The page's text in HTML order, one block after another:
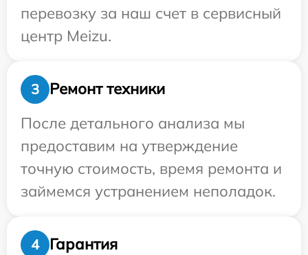
перевозку за наш счет в сервисный
центр Meizu.
3
Ремонт техники
После детального анализа мы
предоставим на утверждение
точную стоимость, время ремонта и
займемся устранением неполадок.
4
Гарантия